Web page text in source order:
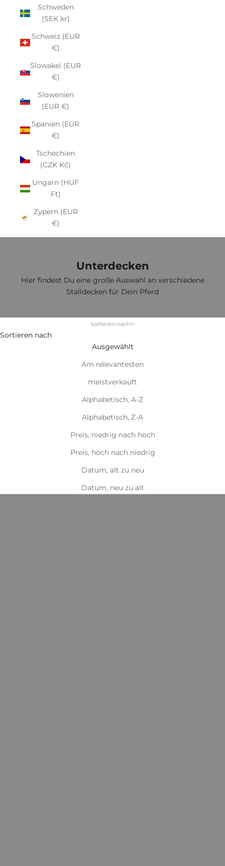
Schweden
(SEK kr)
Schweiz (EUR
€)
Slowakei (EUR
€)
Slowenien
(EUR €)
Spanien (EUR
€)
Tschechien
(CZK Kč)
Ungarn (HUF
Ft)
Zypern (EUR
€)
Unterdecken
Hier findest Du eine große Auswahl an verschiedene
Stalldecken für Dein Pferd
Sortieren nach
Sortieren nach
Ausgewählt
Am relevantesten
meistverkauft
Alphabetisch, A-Z
Alphabetisch, Z-A
Preis, niedrig nach hoch
Preis, hoch nach niedrig
Datum, alt zu neu
Datum, neu zu alt